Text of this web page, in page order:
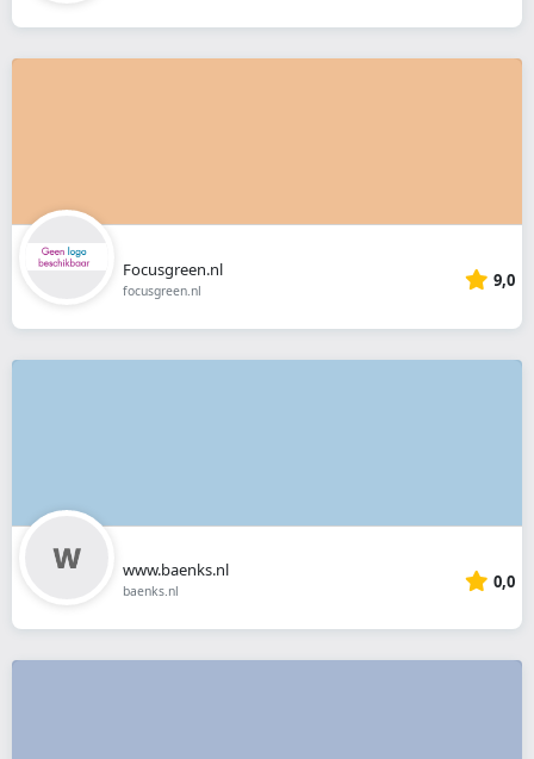
Focusgreen.nl
focusgreen.nl 9,0
www.baenks.nl
baenks.nl 0,0